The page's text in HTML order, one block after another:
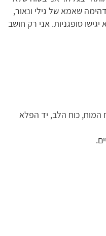
שאמא של גילי ונאור,
סופגניות. אני רק חושב
8-12 בניהן: כוח המוח, כוח הלב, יד הפלא